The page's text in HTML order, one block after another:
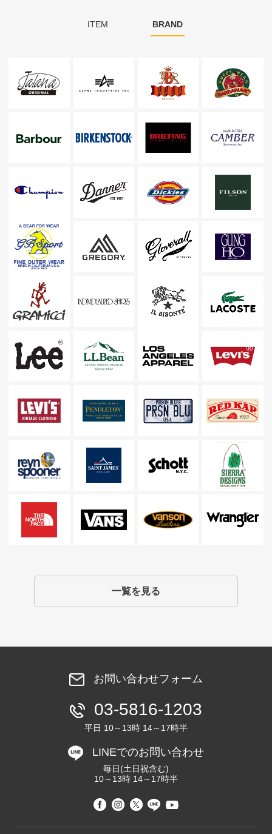
ITEM BRAND
一覧を見る
お問い合わせフォーム
03-5816-1203
平日 10～13時 14～17時半
LINEでのお問い合わせ
毎日(土日祝含む)
10～13時 14～17時半